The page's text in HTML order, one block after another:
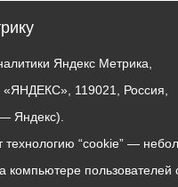
Яндекс Метрика,
119021, Россия,
Яндекс).
технологию “cookie” —
пользователей